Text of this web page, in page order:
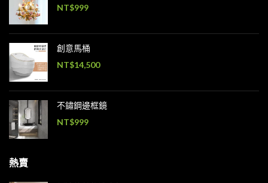
NT$999
創意馬桶
NT$14,500
不鏽鋼邊框鏡
NT$999
熱賣